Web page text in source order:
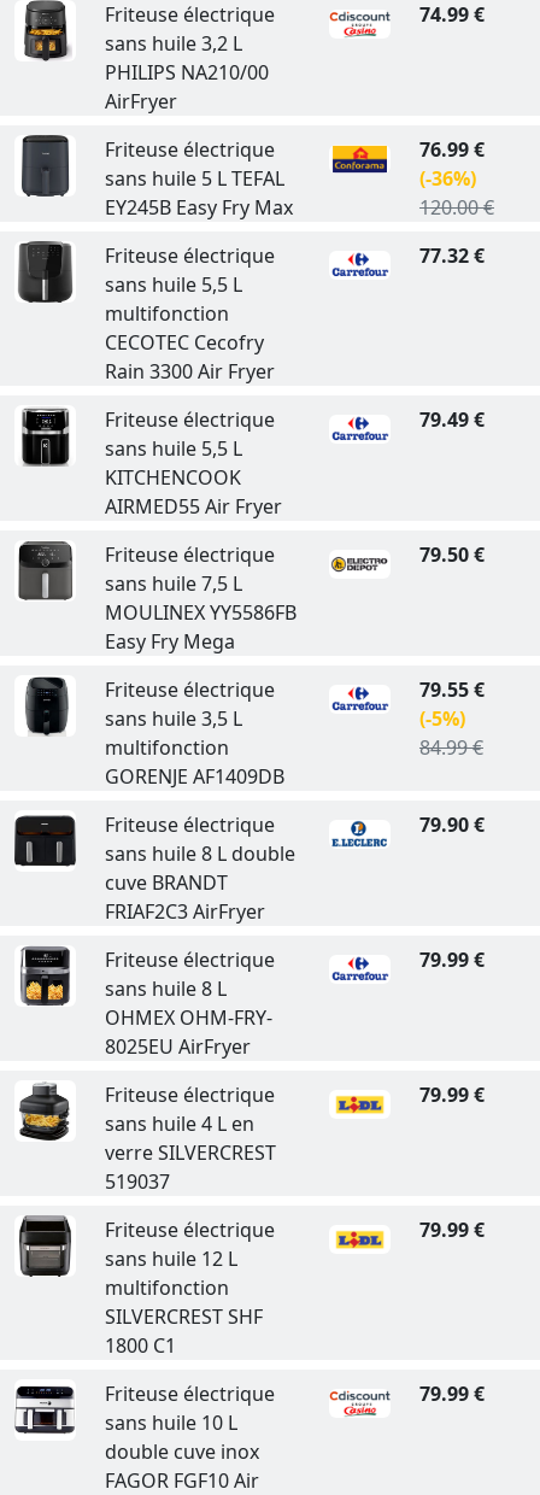
Friteuse électrique
sans huile 3,2 L
PHILIPS NA210/00
AirFryer
74.99 €
Friteuse électrique
sans huile 5 L TEFAL
EY245B Easy Fry Max
76.99 €
(-36%)
120.00 €
Friteuse électrique
sans huile 5,5 L
multifonction
CECOTEC Cecofry
Rain 3300 Air Fryer
77.32 €
Friteuse électrique
sans huile 5,5 L
KITCHENCOOK
AIRMED55 Air Fryer
79.49 €
Friteuse électrique
sans huile 7,5 L
MOULINEX YY5586FB
Easy Fry Mega
79.50 €
Friteuse électrique
sans huile 3,5 L
multifonction
GORENJE AF1409DB
79.55 €
(-5%)
84.99 €
Friteuse électrique
sans huile 8 L double
cuve BRANDT
FRIAF2C3 AirFryer
79.90 €
Friteuse électrique
sans huile 8 L
OHMEX OHM-FRY-
8025EU AirFryer
79.99 €
Friteuse électrique
sans huile 4 L en
verre SILVERCREST
519037
79.99 €
Friteuse électrique
sans huile 12 L
multifonction
SILVERCREST SHF
1800 C1
79.99 €
Friteuse électrique
sans huile 10 L
double cuve inox
FAGOR FGF10 Air
79.99 €